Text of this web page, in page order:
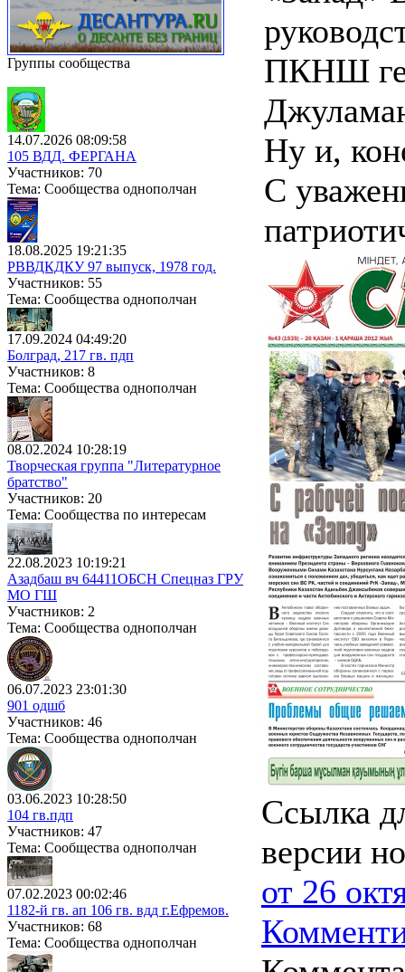
Группы сообщества
14.07.2026 08:09:58
105 ВДД. ФЕРГАНА
Участников: 70
Тема: Сообщества однополчан
18.08.2025 19:21:35
РВВДКДКУ 97 выпуск, 1978 год.
Участников: 55
Тема: Сообщества однополчан
17.09.2024 04:49:20
Болград, 217 гв. пдп
Участников: 8
Тема: Сообщества однополчан
08.02.2024 10:28:19
Творческая группа "Литературное
братство"
Участников: 20
Тема: Сообщества по интересам
22.08.2023 10:19:21
Азадбаш вч 64411ОБСН Спецназ ГРУ
МО ГШ
Участников: 2
Тема: Сообщества однополчан
06.07.2023 23:01:30
901 одшб
Участников: 46
Тема: Сообщества однополчан
03.06.2023 10:28:50
104 гв.пдп
Участников: 47
Тема: Сообщества однополчан
07.02.2023 00:02:46
1182-й гв. ап 106 гв. вдд г.Ефремов.
Участников: 68
Тема: Сообщества однополчан
ПКНШ
Ну и,
С
Ссылка
версии
от 26